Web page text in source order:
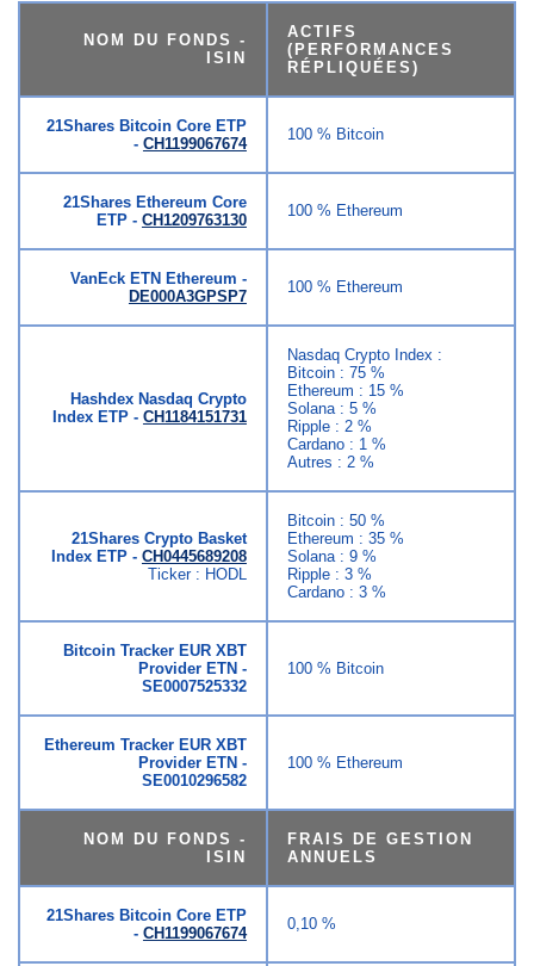
NOM DU FONDS -
ISIN
ACTIFS
(PERFORMANCES
RÉPLIQUÉES)
21Shares Bitcoin Core ETP
- CH1199067674
100 % Bitcoin
21Shares Ethereum Core
ETP - CH1209763130
100 % Ethereum
VanEck ETN Ethereum -
DE000A3GPSP7
100 % Ethereum
Hashdex Nasdaq Crypto
Index ETP - CH1184151731
Nasdaq Crypto Index :
Bitcoin : 75 %
Ethereum : 15 %
Solana : 5 %
Ripple : 2 %
Cardano : 1 %
Autres : 2 %
21Shares Crypto Basket
Index ETP - CH0445689208
Ticker : HODL
Bitcoin : 50 %
Ethereum : 35 %
Solana : 9 %
Ripple : 3 %
Cardano : 3 %
Bitcoin Tracker EUR XBT
Provider ETN -
SE0007525332
100 % Bitcoin
Ethereum Tracker EUR XBT
Provider ETN -
SE0010296582
100 % Ethereum
NOM DU FONDS -
ISIN
FRAIS DE GESTION
ANNUELS
21Shares Bitcoin Core ETP
- CH1199067674
0,10 %